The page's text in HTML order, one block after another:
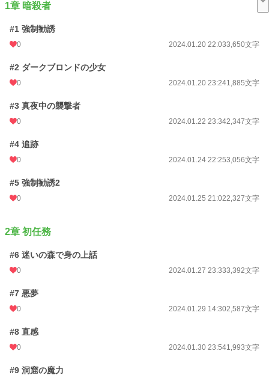
24h.ポイント
179,014
更新日時
初回公開日時
週間ポイント
月間ポイント 0 pt (228,848 位)
累計ポイント
1章 暗殺者
#1 強制勧誘
0 2024.01.20 22:033,650文字
#2 ダークブロンドの少女
0 2024.01.20 23:241,885文字
#3 真夜中の襲撃者
0 2024.01.22 23:342,347文字
#4 追跡
0 2024.01.24 22:253,056文字
#5 強制勧誘2
0 2024.01.25 21:022,327文字
2章 初任務
#6 迷いの森で身の上話
0 2024.01.27 23:333,392文字
#7 悪夢
0 2024.01.29 14:302,587文字
#8 直感
0 2024.01.30 23:541,993文字
#9 洞窟の魔力